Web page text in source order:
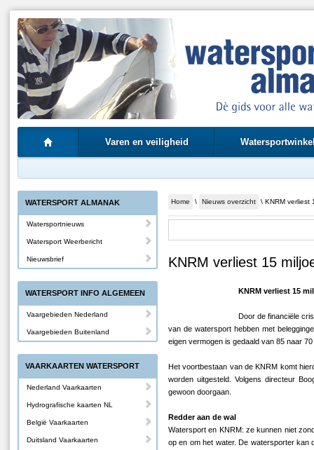
Varen en veiligheid
Home \ Nieuws overzicht \ KNRM verliest
KNRM verliest 15
KNRM verliest 15
Door de financiële
van de watersport hebben met
eigen vermogen is gedaald van 85 naar 70
Het voortbestaan van de KNRM komt
worden uitgesteld. Volgens directeur
gewoon doorgaan.
Redder aan de wal
Watersport en KNRM: ze kunnen niet
op en om het water. De watersporter kan
WATERSPORT ALMANAK
Watersportnieuws
Watersport Weerbericht
Nieuwsbrief
WATERSPORT INFO ALGEMEEN
Vaargebieden Nederland
Vaargebieden Buitenland
VAARKAARTEN WATERSPORT
Nederland Vaarkaarten
Hydrografische kaarten NL
België Vaarkaarten
Duitsland Vaarkaarten